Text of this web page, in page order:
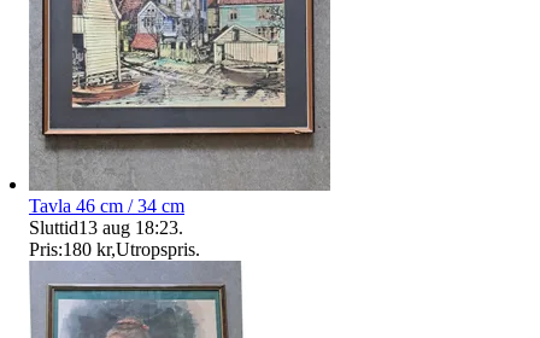
Tavla 46 cm / 34 cm
Sluttid13 aug 18:23.
Pris:180 kr,Utropspris.